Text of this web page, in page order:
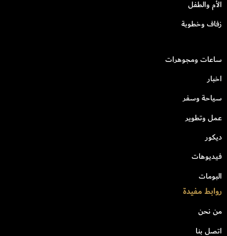
الأم والطفل
زفاف وخطوبة
ساعات ومجوهرات
اخبار
سياحة وسفر
عمل وتطوير
ديكور
فيديوهات
البومات
روابط مفيدة
من نحن
اتصل بنا